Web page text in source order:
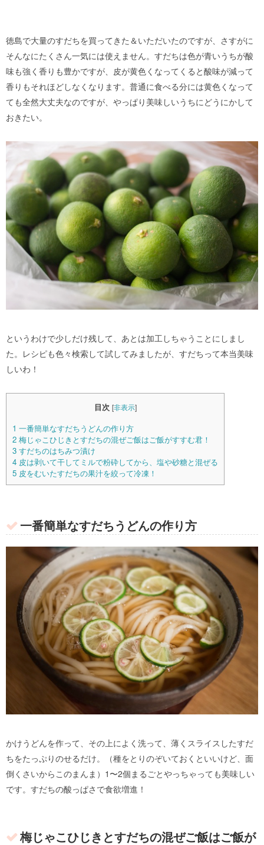
徳島で大量のすだちを買ってきた＆いただいたのですが、さすがに
そんなにたくさん一気には使えません。すだちは色が青いうちが酸
味も強く香りも豊かですが、皮が黄色くなってくると酸味が減って
香りもそれほどしなくなります。普通に食べる分には黄色くなって
ても全然大丈夫なのですが、やっぱり美味しいうちにどうにかして
おきたい。
というわけで少しだけ残して、あとは加工しちゃうことにしまし
た。レシピも色々検索して試してみましたが、すだちって本当美味
しいわ！
目次 [非表示]
1 一番簡単なすだちうどんの作り方
2 梅じゃこひじきとすだちの混ぜご飯はご飯がすすむ君！
3 すだちのはちみつ漬け
4 皮は剥いて干してミルで粉砕してから、塩や砂糖と混ぜる
5 皮をむいたすだちの果汁を絞って冷凍！
一番簡単なすだちうどんの作り方
かけうどんを作って、その上によく洗って、薄くスライスしたすだ
ちをたっぷりのせるだけ。（種をとりのぞいておくといいけど、面
倒くさいからこのまんま）1〜2個まるごとやっちゃっても美味しい
です。すだちの酸っぱさで食欲増進！
梅じゃこひじきとすだちの混ぜご飯はご飯が